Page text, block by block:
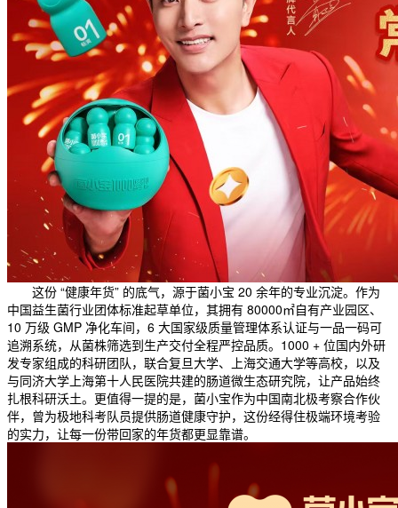
这份 “健康年货” 的底气，源于菌小宝 20 余年的专业沉淀。作为
中国益生菌行业团体标准起草单位，其拥有 80000㎡自有产业园区、
10 万级 GMP 净化车间，6 大国家级质量管理体系认证与一品一码可
追溯系统，从菌株筛选到生产交付全程严控品质。1000 + 位国内外研
发专家组成的科研团队，联合复旦大学、上海交通大学等高校，以及
与同济大学上海第十人民医院共建的肠道微生态研究院，让产品始终
扎根科研沃土。更值得一提的是，菌小宝作为中国南北极考察合作伙
伴，曾为极地科考队员提供肠道健康守护，这份经得住极端环境考验
的实力，让每一份带回家的年货都更显靠谱。